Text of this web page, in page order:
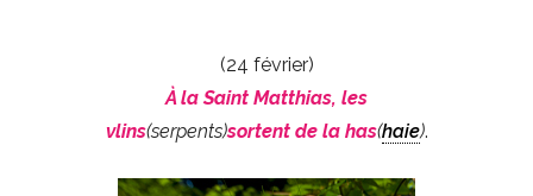
(24 février)
À la Saint Matthias, les
vlins(serpents)sortent de la has(haie).